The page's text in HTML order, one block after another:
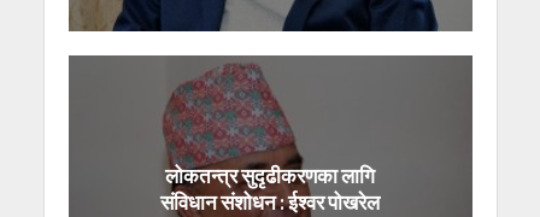
लोकतन्त्र सुदृढीकरणका लागि
संविधान संशोधन : ईश्वर पोखरेल